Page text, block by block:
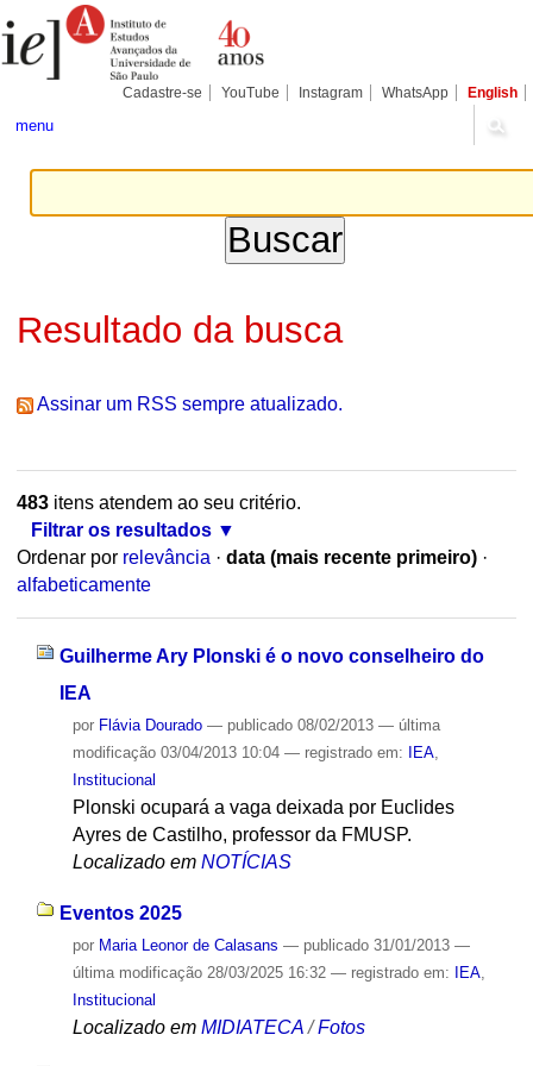
para
conteúdo.
Pessoais
Cadastre-se YouTube Instagram WhatsApp English
menu
Resultado da busca
Assinar um RSS sempre atualizado.
483itens atendem ao seu critério.
Filtrar os resultados
Ordenar por relevância · data (mais recente primeiro) ·
alfabeticamente
Guilherme Ary Plonski é o novo conselheiro do
IEA
por Flávia Dourado — publicado08/02/2013 — última
modificação03/04/2013 10:04 — registrado em: IEA,
Institucional
Plonski ocupará a vaga deixada por Euclides
Ayres de Castilho, professor da FMUSP.
Localizado em NOTÍCIAS
Eventos 2025
por Maria Leonor de Calasans — publicado31/01/2013 —
última modificação28/03/2025 16:32 — registrado em: IEA,
Institucional
Localizado em MIDIATECA /Fotos